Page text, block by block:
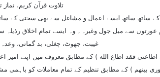
تلاوت قرآن کریم، نماز
ساتھ ساتھ ایسے اعمال و مشاغل سے بھی سختی کے
سے میل جول وغیرہ۔ وہ ایسے تمام اخلاق رذیلہ سے
غیبت، جھوٹ، چغلی، بد گمانی،
اطاعني فقد اطاع الله ) کے مطابق معروف میں اپنے
بینھم ) کے مطابق تنظیم کے تمام معاملات کو باہمی